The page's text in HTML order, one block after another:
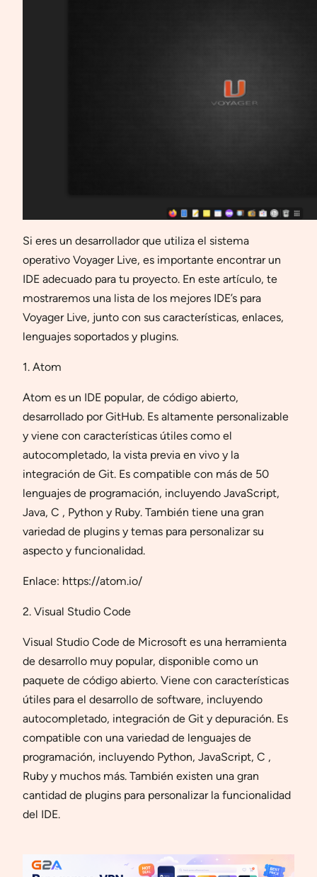
Si eres un desarrollador que utiliza el sistema
operativo Voyager Live, es importante encontrar un
IDE adecuado para tu proyecto. En este artículo, te
mostraremos una lista de los mejores IDE’s para
Voyager Live, junto con sus características, enlaces,
lenguajes soportados y plugins.
1. Atom
Atom es un IDE popular, de código abierto,
desarrollado por GitHub. Es altamente personalizable
y viene con características útiles como el
autocompletado, la vista previa en vivo y la
integración de Git. Es compatible con más de 50
lenguajes de programación, incluyendo JavaScript,
Java, C , Python y Ruby. También tiene una gran
variedad de plugins y temas para personalizar su
aspecto y funcionalidad.
Enlace: https://atom.io/
2. Visual Studio Code
Visual Studio Code de Microsoft es una herramienta
de desarrollo muy popular, disponible como un
paquete de código abierto. Viene con características
útiles para el desarrollo de software, incluyendo
autocompletado, integración de Git y depuración. Es
compatible con una variedad de lenguajes de
programación, incluyendo Python, JavaScript, C ,
Ruby y muchos más. También existen una gran
cantidad de plugins para personalizar la funcionalidad
del IDE.